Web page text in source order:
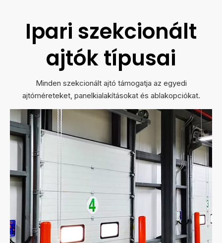
Ipari szekcionált
ajtók típusai
Minden szekcionált ajtó támogatja az egyedi
ajtóméreteket, panelkialakításokat és ablakopciókat.